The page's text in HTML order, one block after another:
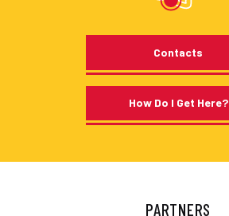
Contacts
How Do I Get Here?
PARTNERS